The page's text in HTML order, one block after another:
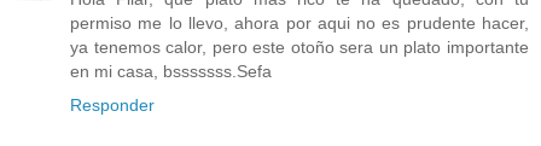
permiso me lo llevo, ahora por aqui no es prudente hacer,
ya tenemos calor, pero este otoño sera un plato importante
en mi casa, bsssssss.Sefa
Responder